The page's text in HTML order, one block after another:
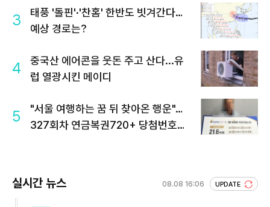
3
태풍 '돌핀'·'찬홈' 한반도 빗겨간다…
예상 경로는?
4
중국산 에어콘을 웃돈 주고 산다...유
럽 열광시킨 메이디
5
"서울 여행하는 꿈 뒤 찾아온 행운"…
327회차 연금복권720+ 당첨번호조
실시간 뉴스 08.08 16:06 UPDATE